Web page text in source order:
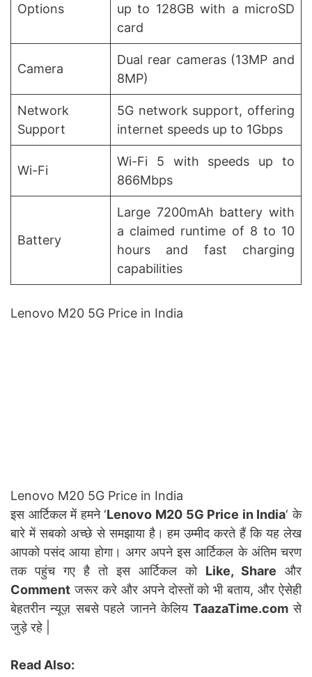
Options
up to 128GB with a microSD
card
Camera
Dual rear cameras (13MP and
8MP)
Network
Support
5G network support, offering
internet speeds up to 1Gbps
Wi-Fi
Wi-Fi 5 with speeds up to
866Mbps
Battery
Large 7200mAh battery with
a claimed runtime of 8 to 10
hours and fast charging
capabilities
Lenovo M20 5G Price in India
Lenovo M20 5G Price in India
इस आर्टिकल में हमने ‘Lenovo M20 5G Price in India‘ के
बारे में सबको अच्छे से समझाया है। हम उम्मीद करते हैं कि यह लेख
आपको पसंद आया होगा। अगर अपने इस आर्टिकल के अंतिम चरण
तक पहुंच गए है तो इस आर्टिकल को Like, Share और
Comment जरूर करे और अपने दोस्तों को भी बताय, और ऐसेही
बेहतरीन न्यूज़ सबसे पहले जानने केलियTaazaTime.comसे
जुड़े रहे |
Read Also: